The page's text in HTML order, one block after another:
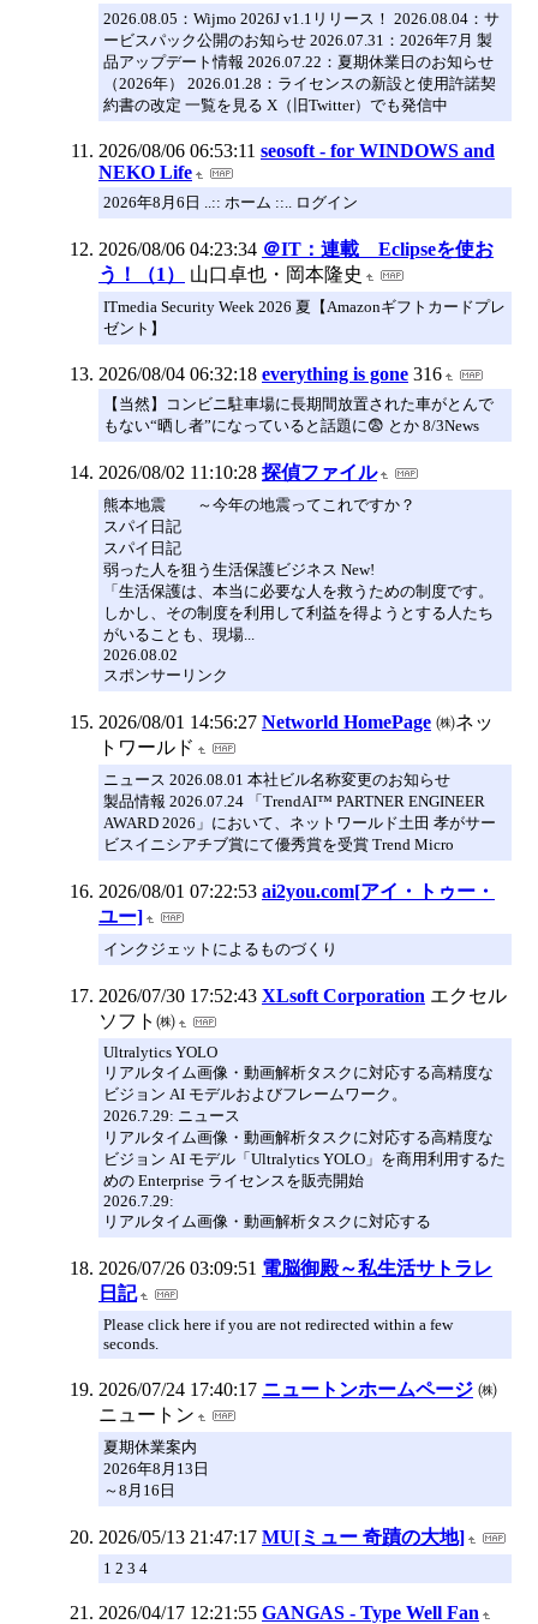
2026.08.05：Wijmo 2026J v1.1リリース！ 2026.08.04：サ
ービスパック公開のお知らせ 2026.07.31：2026年7月 製
品アップデート情報 2026.07.22：夏期休業日のお知らせ
（2026年） 2026.01.28：ライセンスの新設と使用許諾契
約書の改定 一覧を見る X（旧Twitter）でも発信中
2026/08/06 06:53:11 seosoft - for WINDOWS and
NEKO Life
2026年8月6日 ..:: ホーム ::.. ログイン
2026/08/06 04:23:34 ＠IT：連載 Eclipseを使お
う！（1）
山口卓也・岡本隆史
ITmedia Security Week 2026 夏【Amazonギフトカードプレ
ゼント】
2026/08/04 06:32:18 everything is gone 316
【当然】コンビニ駐車場に長期間放置された車がとんで
もない“晒し者”になっていると話題に😨 とか 8/3News
2026/08/02 11:10:28 探偵ファイル
熊本地震 ～今年の地震ってこれですか？
スパイ日記
スパイ日記
弱った人を狙う生活保護ビジネス New!
「生活保護は、本当に必要な人を救うための制度です。
しかし、その制度を利用して利益を得ようとする人たち
がいることも、現場...
2026.08.02
スポンサーリンク
2026/08/01 14:56:27 Networld HomePage ㈱ネッ
トワールド
ニュース 2026.08.01 本社ビル名称変更のお知らせ
製品情報 2026.07.24 「TrendAI™ PARTNER ENGINEER
AWARD 2026」において、ネットワールド土田 孝がサー
ビスイニシアチブ賞にて優秀賞を受賞 Trend Micro
2026/08/01 07:22:53 ai2you.com[アイ・トゥー・
ユー]
インクジェットによるものづくり
2026/07/30 17:52:43 XLsoft Corporation エクセル
ソフト㈱
Ultralytics YOLO
リアルタイム画像・動画解析タスクに対応する高精度な
ビジョン AI モデルおよびフレームワーク。
2026.7.29: ニュース
リアルタイム画像・動画解析タスクに対応する高精度な
ビジョン AI モデル「Ultralytics YOLO」を商用利用するた
めの Enterprise ライセンスを販売開始
2026.7.29:
リアルタイム画像・動画解析タスクに対応する
2026/07/26 03:09:51 電脳御殿～私生活サトラレ
日記
Please click here if you are not redirected within a few
seconds.
2026/07/24 17:40:17 ニュートンホームページ ㈱
ニュートン
夏期休業案内
2026年8月13日
～8月16日
2026/05/13 21:47:17 MU[ミュー 奇蹟の大地]
1 2 3 4
2026/04/17 12:21:55 GANGAS - Type Well Fan